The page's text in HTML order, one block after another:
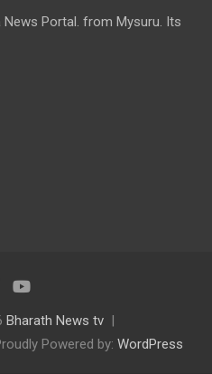
News Portal. from Mysuru. Its
Bharath News tv
Powered by: WordPress